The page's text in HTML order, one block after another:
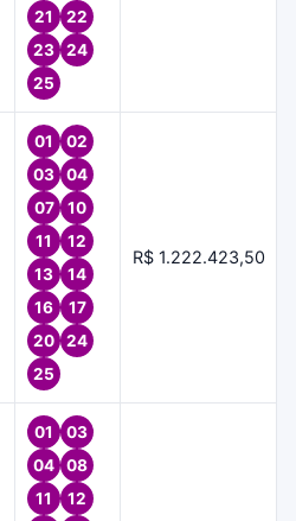
21
22
23
24
25
01
02
03
04
07
10
11
12
13
14
16
17
20
24
25
R$ 1.222.423,50
01
03
04
08
11
12